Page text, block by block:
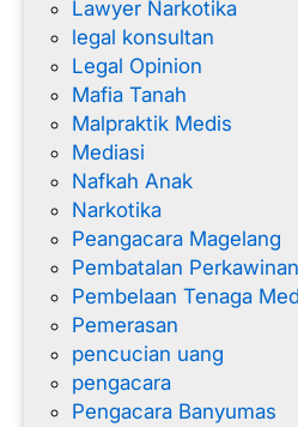
Lawyer Narkotika
legal konsultan
Legal Opinion
Mafia Tanah
Malpraktik Medis
Mediasi
Nafkah Anak
Narkotika
Peangacara Magelang
Pembatalan Perkawinan
Pembelaan Tenaga
Pemerasan
pencucian uang
pengacara
Pengacara Banyumas